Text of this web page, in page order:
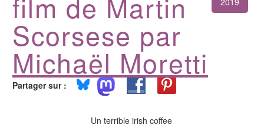
Scorsese par
Michaël Moretti
Partager sur :
Un terrible irish coffee